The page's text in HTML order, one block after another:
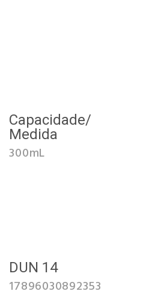
Capacidade/
Medida
300mL
DUN 14
17896030892353